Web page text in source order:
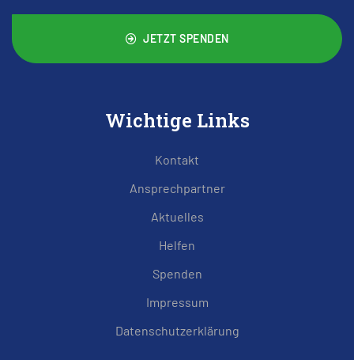
JETZT SPENDEN
Wichtige Links
Kontakt
Ansprechpartner
Aktuelles
Helfen
Spenden
Impressum
Datenschutzerklärung